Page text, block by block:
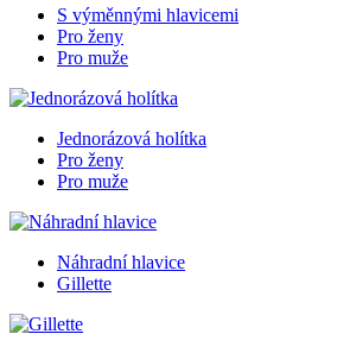
S výměnnými hlavicemi
Pro ženy
Pro muže
Jednorázová holítka
Pro ženy
Pro muže
Náhradní hlavice
Gillette